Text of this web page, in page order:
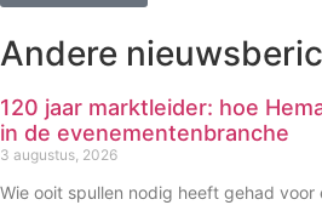
Andere
120 jaar marktleider: hoe
in de evenementenbranche
3 augustus, 2026
Wie ooit spullen nodig heeft gehad voor